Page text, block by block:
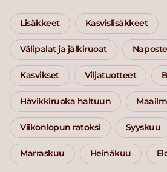
Lisäkkeet Kasvislisäkkeet
Välipalat ja jälkiruoat
Kasvikset Viljatuotteet
Hävikkiruoka haltuun
Viikonlopun ratoksi Syyskuu
Marraskuu Heinäkuu